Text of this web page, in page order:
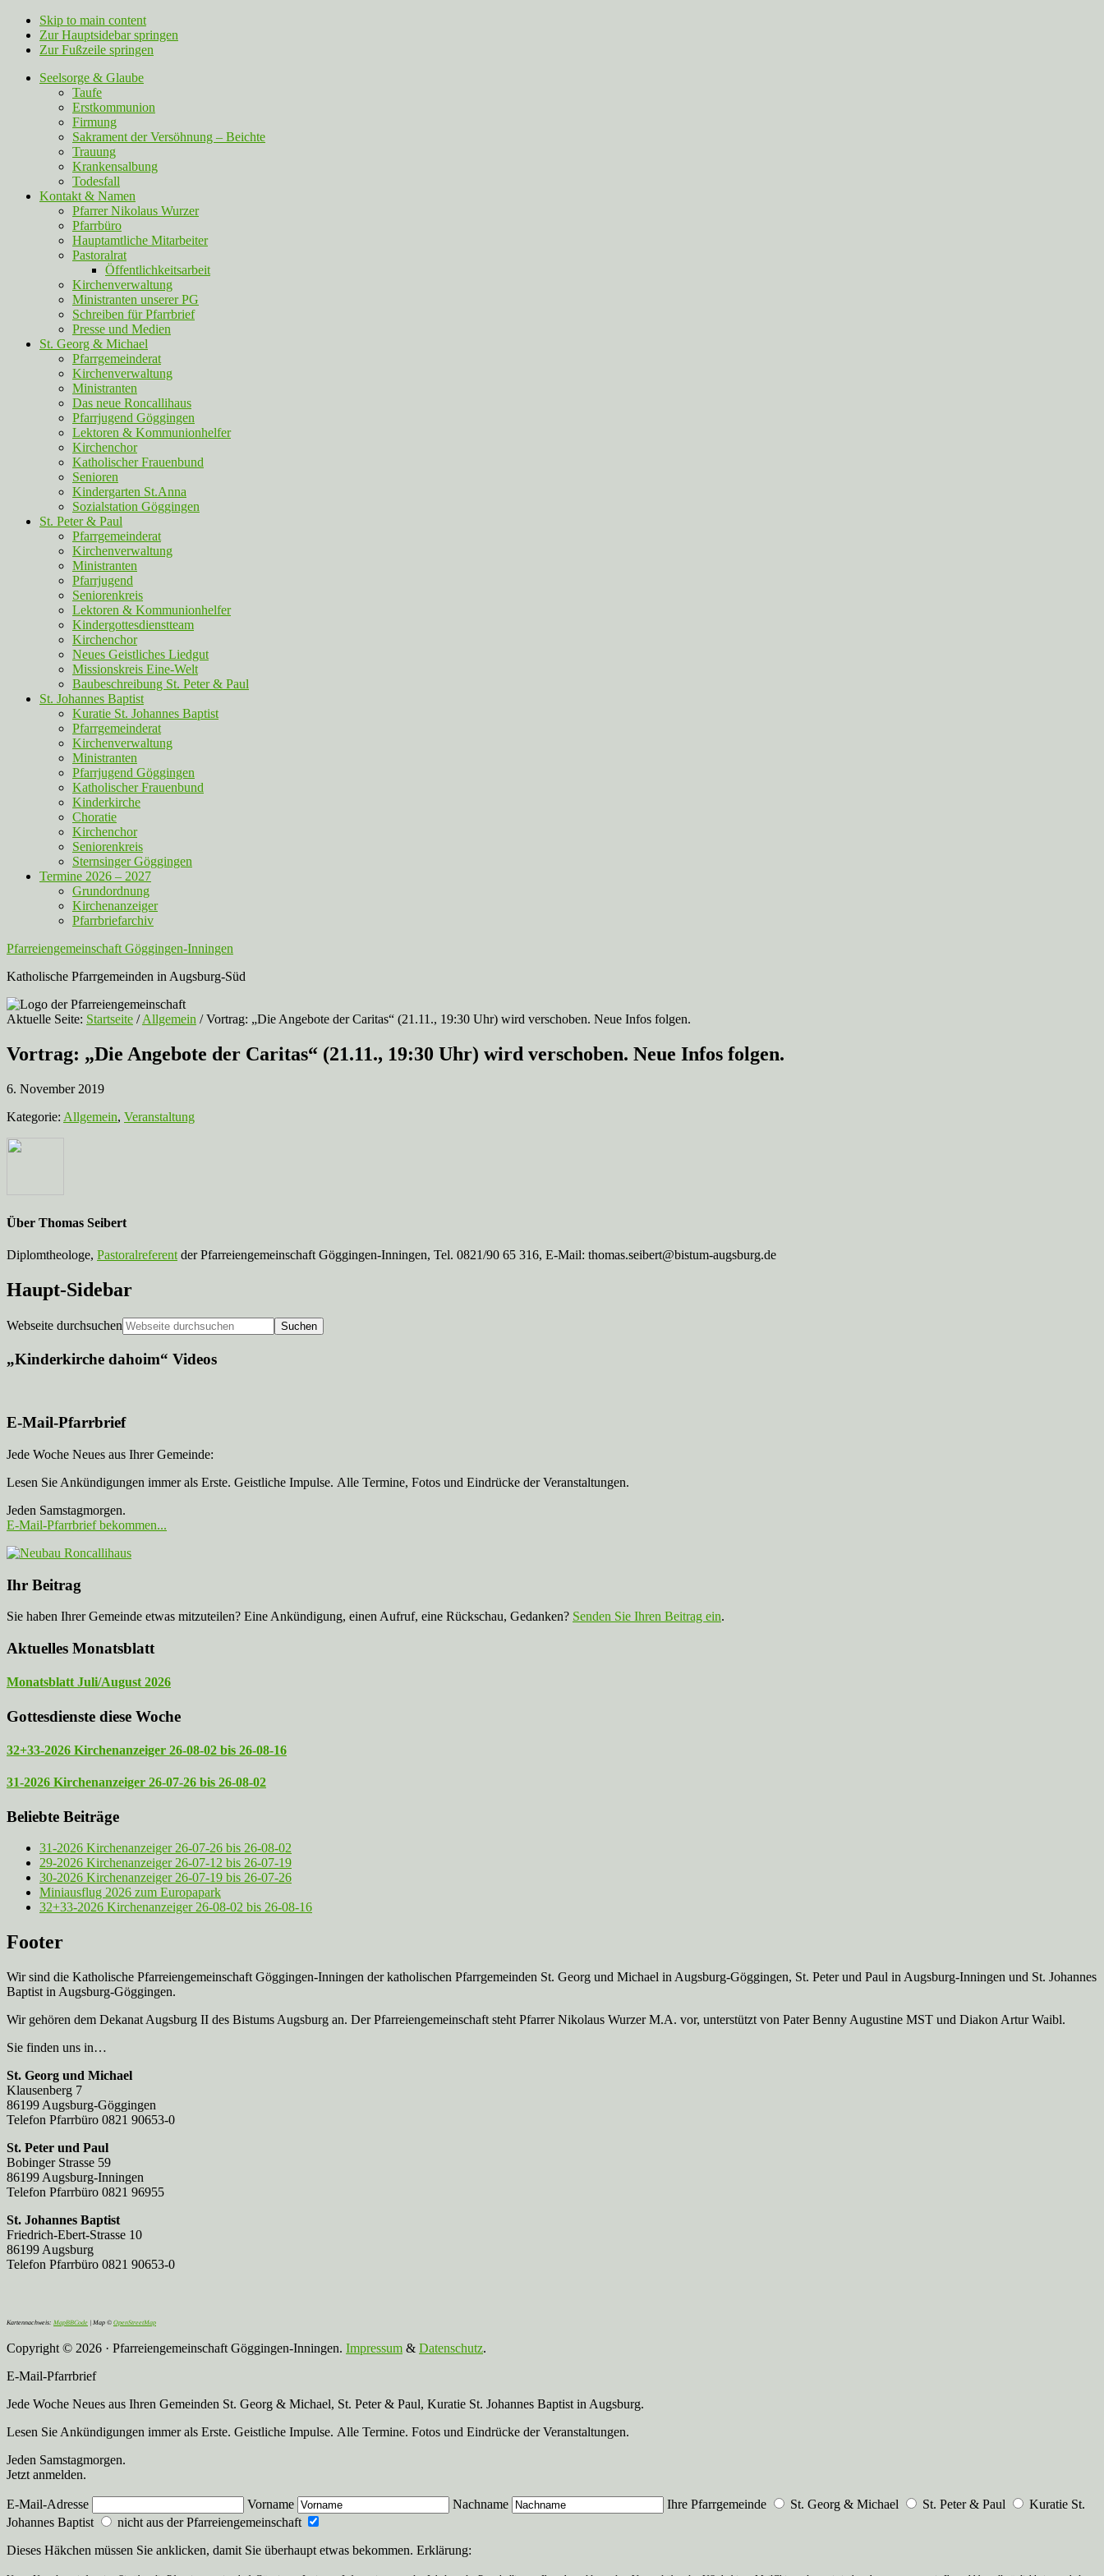
Skip to main content
Zur Hauptsidebar springen
Zur Fußzeile springen
Seelsorge & Glaube
Taufe
Erstkommunion
Firmung
Sakrament der Versöhnung – Beichte
Trauung
Krankensalbung
Todesfall
Kontakt & Namen
Pfarrer Nikolaus Wurzer
Pfarrbüro
Hauptamtliche Mitarbeiter
Pastoralrat
Öffentlichkeitsarbeit
Kirchenverwaltung
Ministranten unserer PG
Schreiben für Pfarrbrief
Presse und Medien
St. Georg & Michael
Pfarrgemeinderat
Kirchenverwaltung
Ministranten
Das neue Roncallihaus
Pfarrjugend Göggingen
Lektoren & Kommunionhelfer
Kirchenchor
Katholischer Frauenbund
Senioren
Kindergarten St.Anna
Sozialstation Göggingen
St. Peter & Paul
Pfarrgemeinderat
Kirchenverwaltung
Ministranten
Pfarrjugend
Seniorenkreis
Lektoren & Kommunionhelfer
Kindergottesdienstteam
Kirchenchor
Neues Geistliches Liedgut
Missionskreis Eine-Welt
Baubeschreibung St. Peter & Paul
St. Johannes Baptist
Kuratie St. Johannes Baptist
Pfarrgemeinderat
Kirchenverwaltung
Ministranten
Pfarrjugend Göggingen
Katholischer Frauenbund
Kinderkirche
Choratie
Kirchenchor
Seniorenkreis
Sternsinger Göggingen
Termine 2026 – 2027
Grundordnung
Kirchenanzeiger
Pfarrbriefarchiv
Pfarreiengemeinschaft Göggingen-Inningen
Katholische Pfarrgemeinden in Augsburg-Süd
Aktuelle Seite: Startseite / Allgemein /Vortrag: „Die Angebote der Caritas“ (21.11., 19:30 Uhr) wird verschoben. Neue Infos folgen.
Vortrag: „Die Angebote der Caritas“ (21.11., 19:30 Uhr) wird verschoben. Neue Infos folgen.
6. November 2019
Kategorie: Allgemein, Veranstaltung
Über Thomas Seibert
Diplomtheologe, Pastoralreferent der Pfarreiengemeinschaft Göggingen-Inningen, Tel. 0821/90 65 316, E-Mail: thomas.seibert@bistum-augsburg.de
Haupt-Sidebar
Webseite durchsuchen
„Kinderkirche dahoim“ Videos
E-Mail-Pfarrbrief
Jede Woche Neues aus Ihrer Gemeinde:
Lesen Sie Ankündigungen immer als Erste. Geistliche Impulse. Alle Termine, Fotos und Eindrücke der Veranstaltungen.
Jeden Samstagmorgen.
E-Mail-Pfarrbrief bekommen...
Ihr Beitrag
Sie haben Ihrer Gemeinde etwas mitzuteilen? Eine Ankündigung, einen Aufruf, eine Rückschau, Gedanken? Senden Sie Ihren Beitrag ein.
Aktuelles Monatsblatt
Monatsblatt Juli/August 2026
Gottesdienste diese Woche
32+33-2026 Kirchenanzeiger 26-08-02 bis 26-08-16
31-2026 Kirchenanzeiger 26-07-26 bis 26-08-02
Beliebte Beiträge
31-2026 Kirchenanzeiger 26-07-26 bis 26-08-02
29-2026 Kirchenanzeiger 26-07-12 bis 26-07-19
30-2026 Kirchenanzeiger 26-07-19 bis 26-07-26
Miniausflug 2026 zum Europapark
32+33-2026 Kirchenanzeiger 26-08-02 bis 26-08-16
Footer
Wir sind die Katholische Pfarreien­gemeinschaft Göggingen-Inningen der katholischen Pfarrgemeinden St. Georg und Michael in Augsburg-Göggingen, St. Peter und Paul in Augsburg-Inningen und St. Johannes
Baptist in Augsburg-Göggingen.
Wir gehören dem Dekanat Augsburg II des Bistums Augsburg an. Der Pfarreien­gemeinschaft steht Pfarrer Nikolaus Wurzer M.A. vor, unterstützt von Pater Benny Augustine MST und Diakon Artur Waibl.
Sie finden uns in…
St. Georg und Michael
Klausenberg 7
86199 Augsburg-Göggingen
Telefon Pfarrbüro 0821 90653-0
St. Peter und Paul
Bobinger Strasse 59
86199 Augsburg-Inningen
Telefon Pfarrbüro 0821 96955
St. Johannes Baptist
Friedrich-Ebert-Strasse 10
86199 Augsburg
Telefon Pfarrbüro 0821 90653-0
Kartennachweis: MapBBCode | Map © OpenStreetMap
Copyright © 2026 · Pfarreiengemeinschaft Göggingen-Inningen. Impressum & Datenschutz.
E-Mail-Pfarrbrief
Jede Woche Neues aus Ihren Gemeinden St. Georg & Michael, St. Peter & Paul, Kuratie St. Johannes Baptist in Augsburg.
Lesen Sie Ankündigungen immer als Erste. Geistliche Impulse. Alle Termine. Fotos und Eindrücke der Veranstaltungen.
Jeden Samstagmorgen.
Jetzt anmelden.
E-Mail-Adresse Vorname Nachname Ihre Pfarrgemeinde St. Georg & Michael St. Peter & Paul
Kuratie St.
Johannes Baptist
nicht aus der Pfarreiengemeinschaft
Dieses Häkchen müssen Sie anklicken, damit Sie überhaupt etwas bekommen. Erklärung: